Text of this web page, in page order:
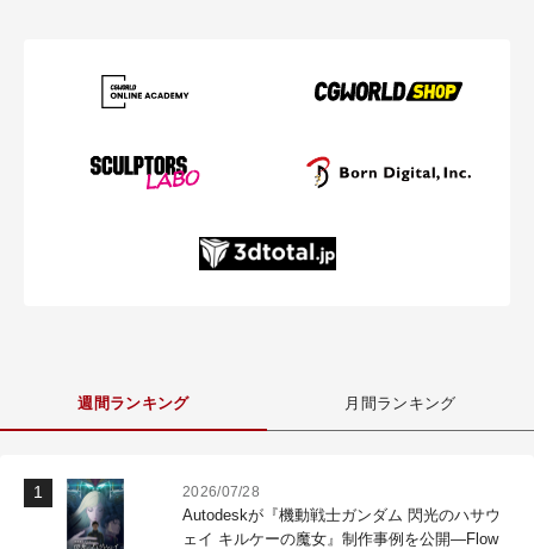
週間ランキング 月間ランキング
2026/07/28
Autodeskが『機動戦士ガンダム 閃光のハサウ
ェイ キルケーの魔女』制作事例を公開―Flow